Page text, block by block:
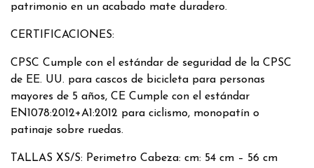
patrimonio en un acabado mate duradero.
CERTIFICACIONES:
CPSC Cumple con el estándar de seguridad de la CPSC
de EE. UU. para cascos de bicicleta para personas
mayores de 5 años, CE Cumple con el estándar
EN1078:2012+A1:2012 para ciclismo, monopatín o
patinaje sobre ruedas.
TALLAS XS/S: Perimetro Cabeza: cm: 54 cm – 56 cm